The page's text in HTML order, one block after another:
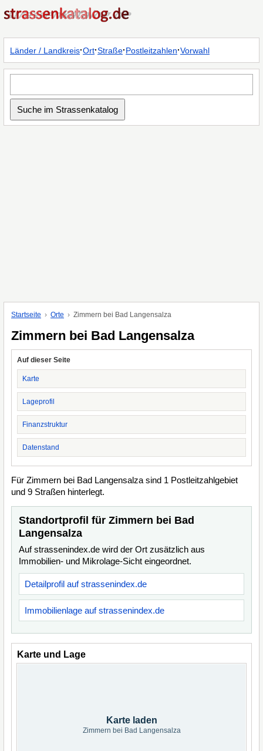
Länder / Landkreis·Ort·Straße·Postleitzahlen·Vorwahl
Startseite Orte Zimmern bei Bad Langensalza
Zimmern bei Bad Langensalza
Auf dieser Seite
Karte
Lageprofil
Finanzstruktur
Datenstand
Für Zimmern bei Bad Langensalza sind 1 Postleitzahlgebiet
und 9 Straßen hinterlegt.
Standortprofil für Zimmern bei Bad
Langensalza
Auf strassenindex.de wird der Ort zusätzlich aus
Immobilien- und Mikrolage-Sicht eingeordnet.
Detailprofil auf strassenindex.de
Immobilienlage auf strassenindex.de
Karte und Lage
Karte laden
Zimmern bei Bad Langensalza